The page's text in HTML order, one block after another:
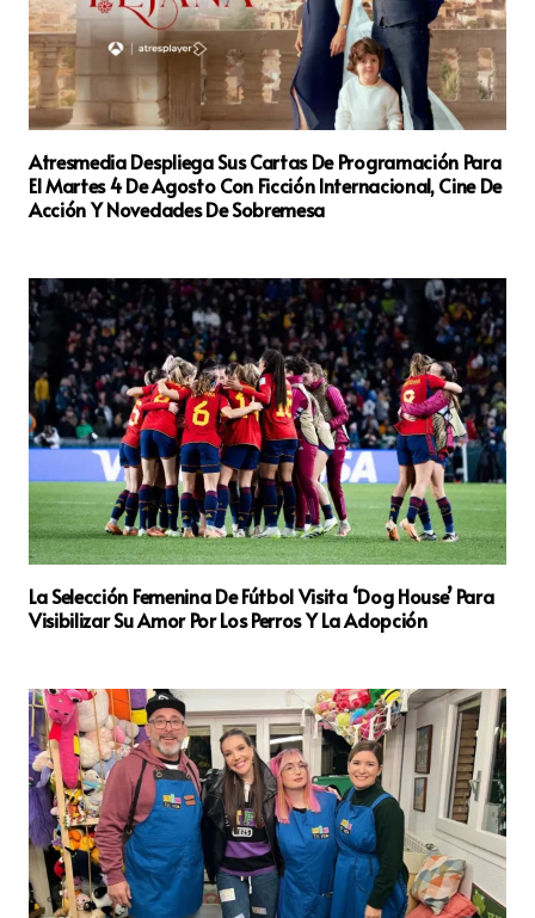
Atresmedia Despliega Sus Cartas De Programación Para
El Martes 4 De Agosto Con Ficción Internacional, Cine De
Acción Y Novedades De Sobremesa
La Selección Femenina De Fútbol Visita ‘Dog House’ Para
Visibilizar Su Amor Por Los Perros Y La Adopción